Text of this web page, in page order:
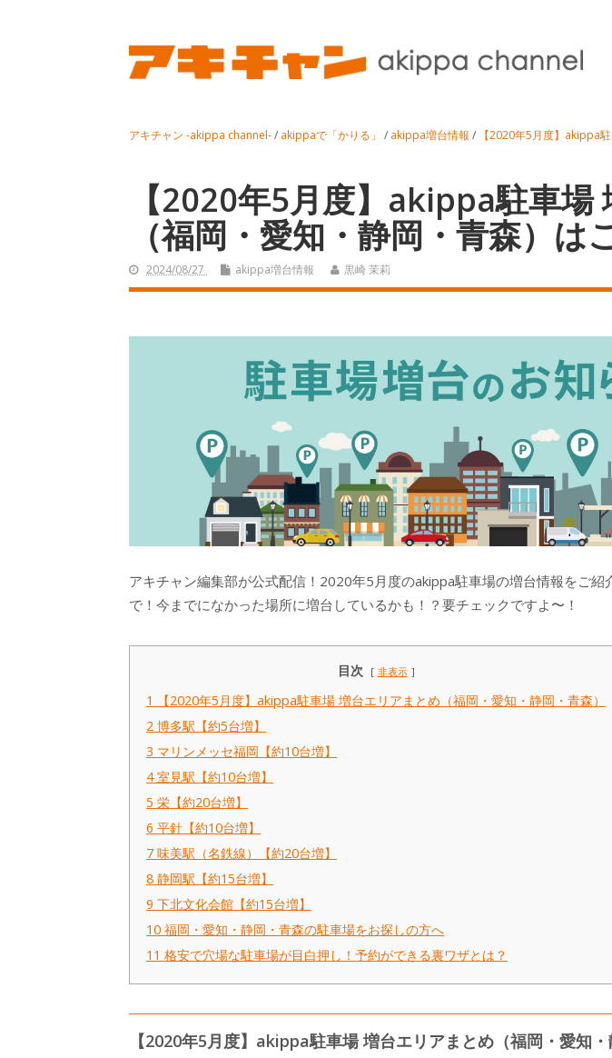
アキチャン -akippa channel-/ akippaで「かりる」 / akippa増台情報 / 【2020年5月度】akippa
【2020年5月度】akippa駐車場
（福岡・愛知・静岡・青森）は
2024/08/27 akippa増台情報 黒崎 茉莉
アキチャン編集部が公式配信！2020年5月度のakippa駐車場の増台情報をご紹
で！今までになかった場所に増台しているかも！？要チェックですよ〜！
目次 非表示
1
【2020年5月度】akippa駐車場 増台エリアまとめ（福岡・愛知・静岡・青森）
2 博多駅【約5台増】
3 マリンメッセ福岡【約10台増】
4 室見駅【約10台増】
5 栄【約20台増】
6 平針【約10台増】
7 味美駅（名鉄線）【約20台増】
8 静岡駅【約15台増】
9 下北文化会館【約15台増】
10 福岡・愛知・静岡・青森の駐車場をお探しの方へ
11 格安で穴場な駐車場が目白押し！予約ができる裏ワザとは？
【2020年5月度】akippa駐車場 増台エリアまとめ（福岡・愛知・